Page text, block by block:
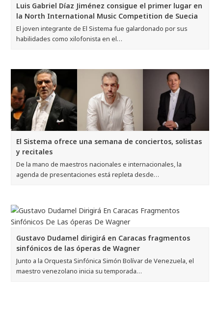
Luis Gabriel Díaz Jiménez consigue el primer lugar en
la North International Music Competition de Suecia
El joven integrante de El Sistema fue galardonado por sus
habilidades como xilofonista en el…
El Sistema ofrece una semana de conciertos, solistas
y recitales
De la mano de maestros nacionales e internacionales, la
agenda de presentaciones está repleta desde…
Gustavo Dudamel dirigirá en Caracas fragmentos
sinfónicos de las óperas de Wagner
Junto a la Orquesta Sinfónica Simón Bolívar de Venezuela, el
maestro venezolano inicia su temporada…